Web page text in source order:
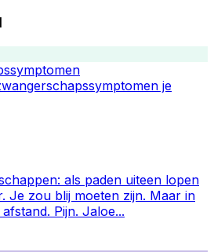
je
als paden uiteen lopen
Je zou blij moeten zijn. Maar in
Pijn. Jaloe...